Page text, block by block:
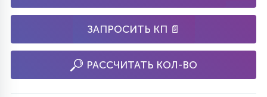
ЗАПРОСИТЬ КП 📄
РАССЧИТАТЬ КОЛ-ВО